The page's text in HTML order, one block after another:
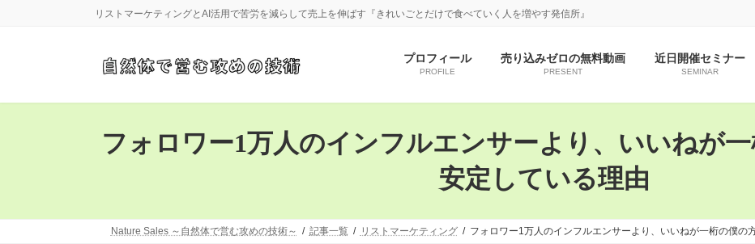
リストマーケティングとAI活用で苦労を減らして売上を伸ばす『きれいごとだけで食べていく人を増やす発信所』
プロフィール
PROFILE
売り込みゼロの無料動画
PRESENT
近日開催セミナー
SEMINAR
フォロワー1万人のインフルエンサーより、いいねが
安定している理由
Nature Sales ～自然体で営む攻めの技術～ 記事一覧 リストマーケティング フォロワー1万人のインフルエンサーより、いいねが一桁の僕の